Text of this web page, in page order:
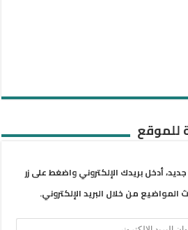
للموقع
أدخل بريدك الإلكتروني واضغط على زر
من خلال البريد الإلكتروني.